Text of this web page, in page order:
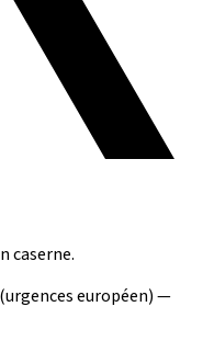
caserne.
(urgences européen) —